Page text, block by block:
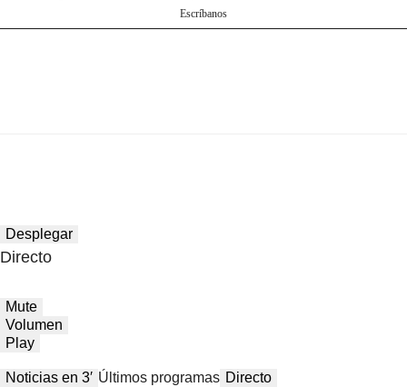
Escríbanos
Desplegar
Directo
Mute
Volumen
Play
Noticias en 3′ Últimos programas Directo